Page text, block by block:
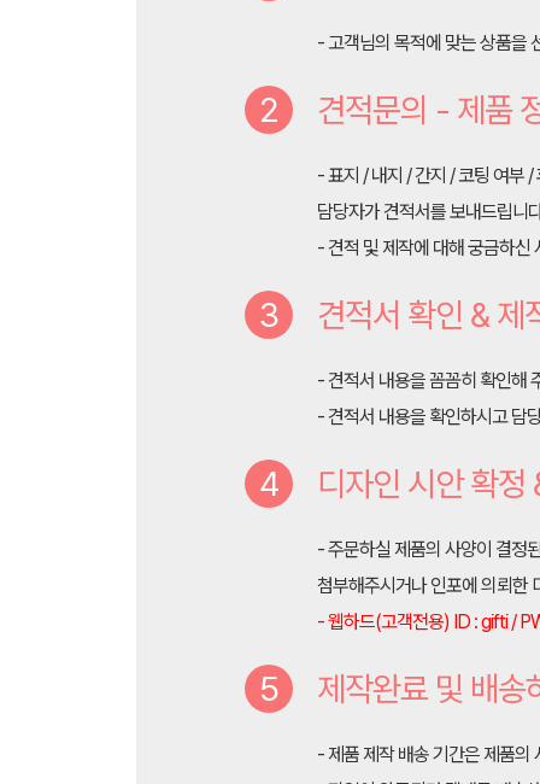
- 고객님의 목적에 맞는 상품을
2 견적문의 - 제품
- 표지 / 내지 / 간지 / 코팅 여부
담당자가 견적서를 보내드립니
- 견적 및 제작에 대해 궁금하신
3 견적서 확인 & 제
- 견적서 내용을 꼼꼼히 확인해
- 견적서 내용을 확인하시고 담
4 디자인 시안 확정
- 주문하실 제품의 사양이 결정
첨부해주시거나 인포에 의뢰한
- 웹하드(고객전용) ID : gifti /
5 제작완료 및 배송
- 제품 제작 배송 기간은 제품